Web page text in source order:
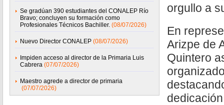
Se gradúan 390 estudiantes del CONALEP Río
Bravo; concluyen su formación como
Profesionales Técnicos Bachiller. (08/07/2026)
Nuevo Director CONALEP (08/07/2026)
Impiden acceso al director de la Primaria Luis
Cabrera (07/07/2026)
Maestro agrede a director de primaria
(07/07/2026)
orgullo a
En
Arizpe de
Quintero